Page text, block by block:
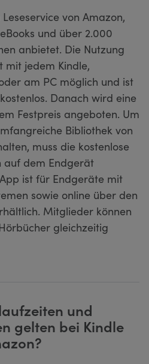
von Amazon,
und über 2.000
anbietet. Die Nutzung
mit jedem Kindle,
am PC möglich und ist
Danach wird eine
Festpreis angeboten. Um
Bibliothek von
muss die kostenlose
auf dem Endgerät
ist für Endgeräte mit
sowie online über den
Mitglieder können
gleichzeitig
und
gelten bei Kindle